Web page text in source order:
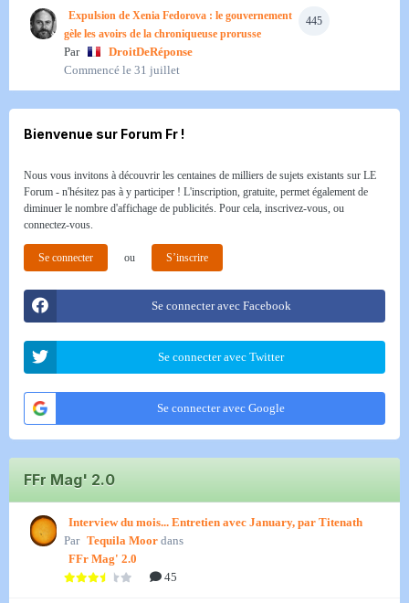
445
Expulsion de Xenia Fedorova : le gouvernement
gèle les avoirs de la chroniqueuse prorusse
Par
DroitDeRéponse
Commencé le 31 juillet
Bienvenue sur Forum Fr !
Nous vous invitons à découvrir les centaines de milliers de sujets existants sur LE
Forum - n'hésitez pas à y participer ! L'inscription, gratuite, permet également de
diminuer le nombre d'affichage de publicités. Pour cela, inscrivez-vous, ou
connectez-vous.
Se connecter ou S’inscrire
Se connecter avec Facebook
Se connecter avec Twitter
Se connecter avec Google
FFr Mag' 2.0
Interview du mois... Entretien avec January, par Titenath
Par Tequila Moor dans
FFr Mag' 2.0
45